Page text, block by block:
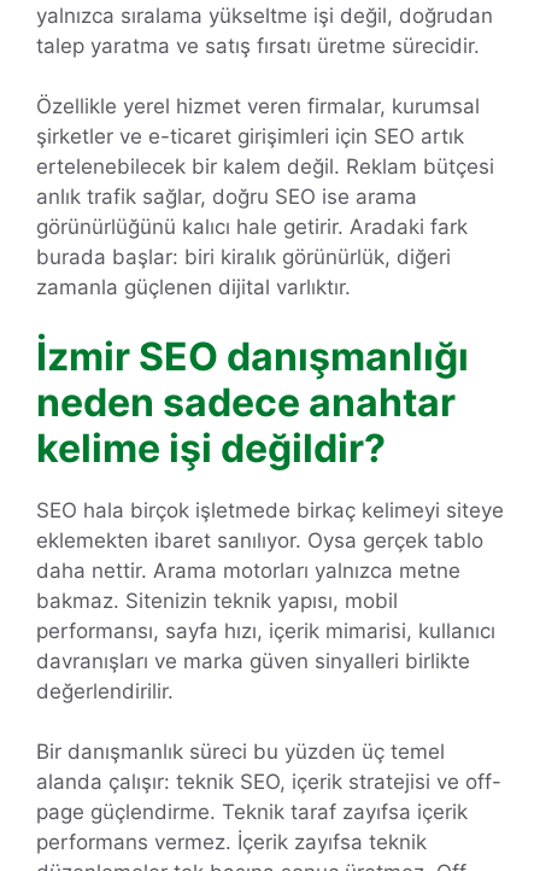
yalnızca sıralama yükseltme işi değil, doğrudan
talep yaratma ve satış fırsatı üretme sürecidir.
Özellikle yerel hizmet veren firmalar, kurumsal
şirketler ve e-ticaret girişimleri için SEO artık
ertelenebilecek bir kalem değil. Reklam bütçesi
anlık trafik sağlar, doğru SEO ise arama
görünürlüğünü kalıcı hale getirir. Aradaki fark
burada başlar: biri kiralık görünürlük, diğeri
zamanla güçlenen dijital varlıktır.
İzmir SEO danışmanlığı
neden sadece anahtar
kelime işi değildir?
SEO hala birçok işletmede birkaç kelimeyi siteye
eklemekten ibaret sanılıyor. Oysa gerçek tablo
daha nettir. Arama motorları yalnızca metne
bakmaz. Sitenizin teknik yapısı, mobil
performansı, sayfa hızı, içerik mimarisi, kullanıcı
davranışları ve marka güven sinyalleri birlikte
değerlendirilir.
Bir danışmanlık süreci bu yüzden üç temel
alanda çalışır: teknik SEO, içerik stratejisi ve off-
page güçlendirme. Teknik taraf zayıfsa içerik
performans vermez. İçerik zayıfsa teknik